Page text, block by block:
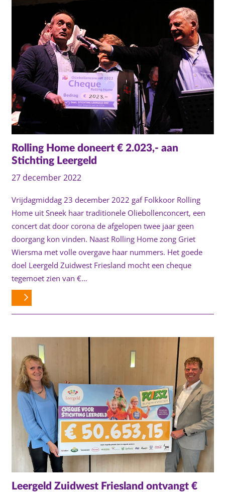
Rolling Home doneert € 2.023,- aan
Stichting Leergeld
27 december 2022
Vrijdagmiddag 23 december 2022 gaf Folkkoor Rolling
Home uit Sneek haar traditionele Oliebollenconcert, een
concert dat door corona de afgelopen twee jaar geen
doorgang kon vinden. Naast Rolling Home zong Griet
Wiersma met volle overgave haar nummers. Het goede
doel Leergeld Zuidwest Friesland mocht een cheque
tegemoet zien van €…
Leergeld Zuidwest Friesland ontvangt €